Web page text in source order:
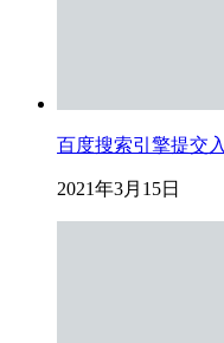
百度搜索引擎提交
2021年3月15日